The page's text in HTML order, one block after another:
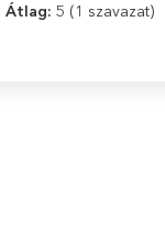
Átlag: 5 (1 szavazat)